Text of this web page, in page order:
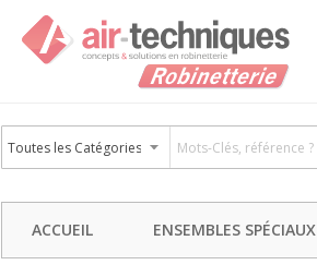
ACCUEIL ENSEMBLES SPÉCIAUX